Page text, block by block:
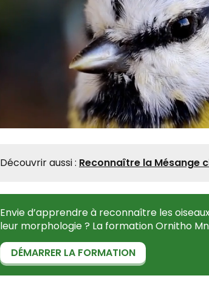
Découvrir aussi : Reconnaître la Mésange
Envie d’apprendre à reconnaître les
leur morphologie ? La formation Ornitho
DÉMARRER LA FORMATION